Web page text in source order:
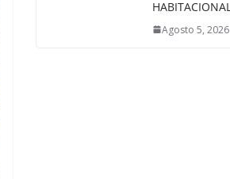
HABITACIONAL
Agosto 5, 2026